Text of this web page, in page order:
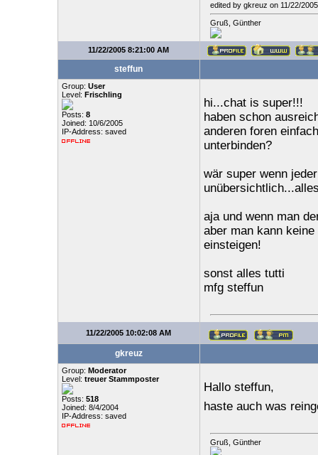
edited by gkreuz on 11/22/
Gruß, Günther
11/22/2005 8:21:00 AM
steffun
Group: User
Level: Frischling
Posts: 8
Joined: 10/6/2005
IP-Address: saved
hi...chat is super!!!
haben schon
anderen foren
unterbinden?
wär super wenn
aja und wenn man
aber man kann
einsteigen!
sonst alles tutti
mfg steffun
11/22/2005 10:02:08 AM
gkreuz
Group: Moderator
Level: treuer Stammposter
Posts: 518
Joined: 8/4/2004
IP-Address: saved
Hallo steffun,
haste auch was
Gruß, Günther